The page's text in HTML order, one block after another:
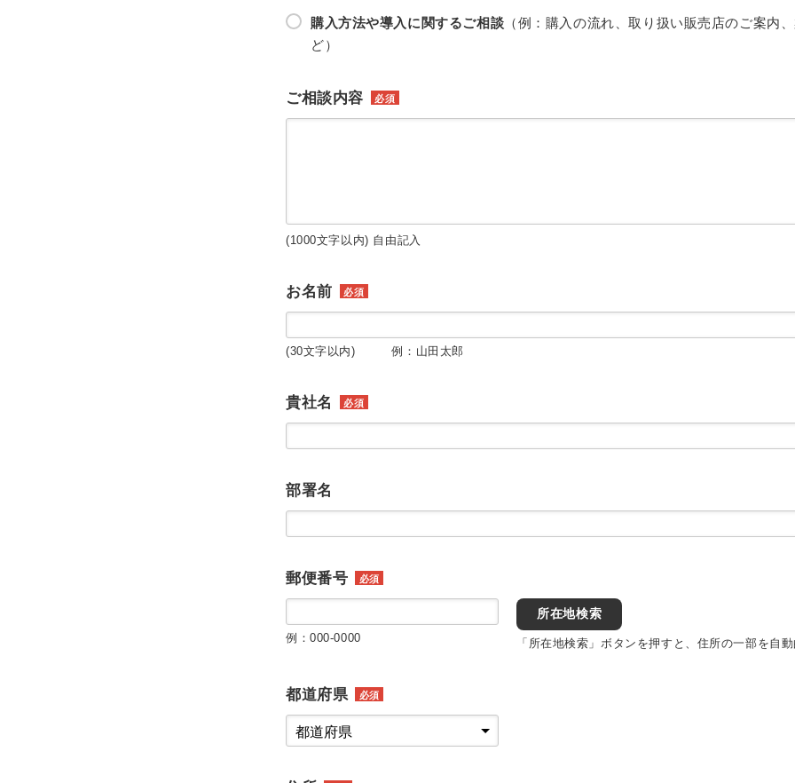
購入方法や導入に関するご相談 （例：購入の流れ、取り扱い販売店のご案内
ど）
ご相談内容 必須
(1000文字以内) 自由記入
お名前 必須
(30文字以内) 例：山田太郎
貴社名 必須
部署名
郵便番号 必須
例：000-0000
所在地検索
「所在地検索」ボタンを押すと、住所の一部を自動
都道府県 必須